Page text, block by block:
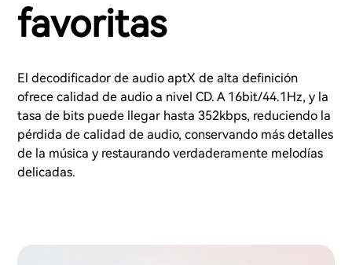
favoritas
El decodificador de audio aptX de alta definición
ofrece calidad de audio a nivel CD. A 16bit/44.1Hz, y la
tasa de bits puede llegar hasta 352kbps, reduciendo la
pérdida de calidad de audio, conservando más detalles
de la música y restaurando verdaderamente melodías
delicadas.